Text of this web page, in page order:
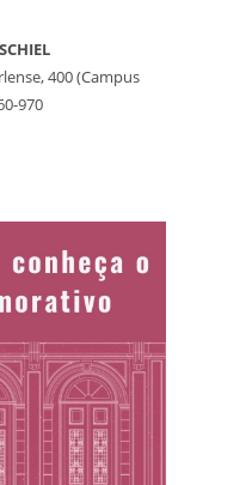
400 (Campus
970